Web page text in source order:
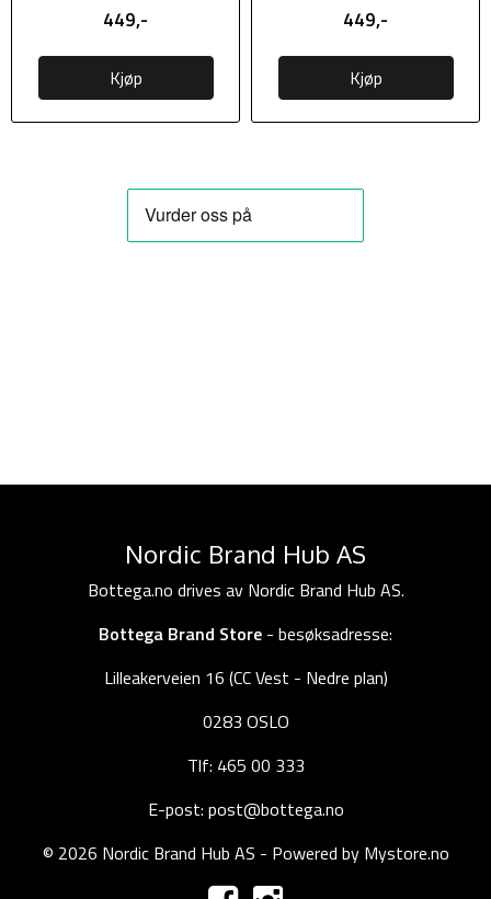
449,-
Kjøp
449,-
Kjøp
Nordic Brand Hub AS
Bottega.no drives av Nordic Brand Hub AS.
Bottega Brand Store - besøksadresse:
Lilleakerveien 16 (CC Vest - Nedre plan)
0283 OSLO
Tlf: 465 00 333
E-post: post@bottega.no
© 2026 Nordic Brand Hub AS - Powered by Mystore.no